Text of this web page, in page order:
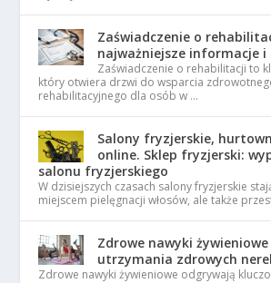
Zaświadczenie o
najważniejsze informacje i
Zaświadczenie o rehabilitacji to
który otwiera drzwi do wsparcia
rehabilitacyjnego dla osób w …
Salony fryzjerskie,
online. Sklep fryzjerski:
salonu fryzjerskiego
W dzisiejszych czasach salony fryzjerskie
miejscem pielęgnacji włosów, ale także
Zdrowe nawyki
utrzymania zdrowych
Zdrowe nawyki żywieniowe odgrywają